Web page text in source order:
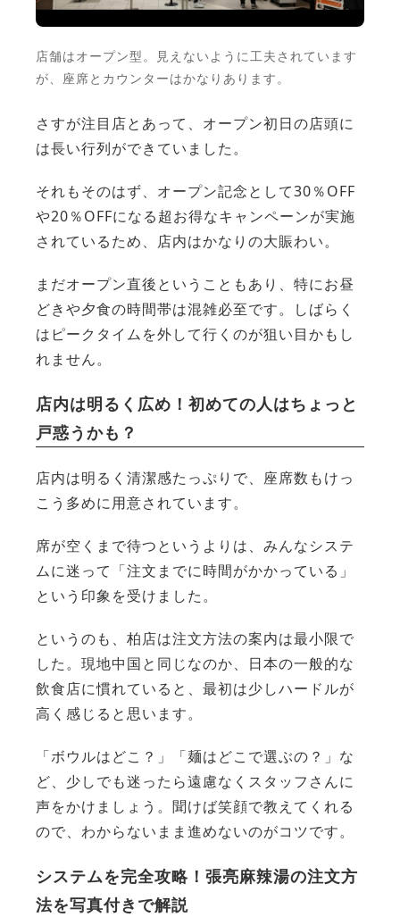
店舗はオープン型。見えないように工夫されています
が、座席とカウンターはかなりあります。
さすが注目店とあって、オープン初日の店頭に
は長い行列ができていました。
それもそのはず、オープン記念として30％OFF
や20％OFFになる超お得なキャンペーンが実施
されているため、店内はかなりの大賑わい。
まだオープン直後ということもあり、特にお昼
どきや夕食の時間帯は混雑必至です。しばらく
はピークタイムを外して行くのが狙い目かもし
れません。
店内は明るく広め！初めての人はちょっと
戸惑うかも？
店内は明るく清潔感たっぷりで、座席数もけっ
こう多めに用意されています。
席が空くまで待つというよりは、みんなシステ
ムに迷って「注文までに時間がかかっている」
という印象を受けました。
というのも、柏店は注文方法の案内は最小限で
した。現地中国と同じなのか、日本の一般的な
飲食店に慣れていると、最初は少しハードルが
高く感じると思います。
「ボウルはどこ？」「麺はどこで選ぶの？」な
ど、少しでも迷ったら遠慮なくスタッフさんに
声をかけましょう。聞けば笑顔で教えてくれる
ので、わからないまま進めないのがコツです。
システムを完全攻略！張亮麻辣湯の注文方
法を写真付きで解説